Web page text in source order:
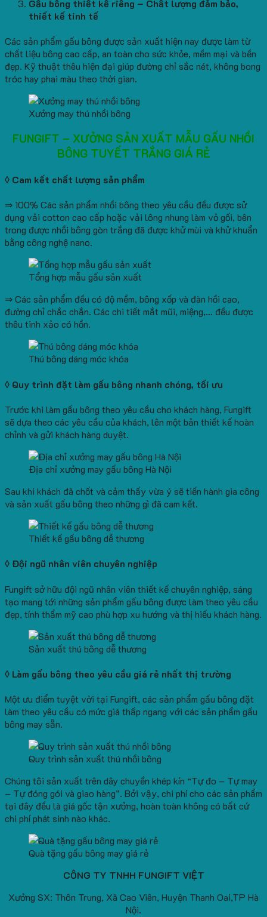
Gấu bông thiết kế riêng – Chất lượng đảm bảo,
thiết kế tinh tế
Các sản phẩm gấu bông được sản xuất hiện nay được làm từ
chất liệu bông cao cấp, an toàn cho sức khỏe, mềm mại và bền
đẹp. Kỹ thuật thêu hiện đại giúp đường chỉ sắc nét, không bong
tróc hay phai màu theo thời gian.
Xưởng may thú nhồi bông
FUNGIFT – XƯỞNG SẢN XUẤT MẪU GẤU NHỒI
BÔNG TUYẾT TRẮNG GIÁ RẺ
◊ Cam kết chất lượng sản phẩm
⇒ 100% Các sản phẩm nhồi bông theo yêu cầu đều được sử
dụng vải cotton cao cấp hoặc vải lông nhung làm vỏ gối, bên
trong được nhồi bông gòn trắng đã được khử mùi và khử khuẩn
bằng công nghệ nano.
Tổng hợp mẫu gấu sản xuất
⇒ Các sản phẩm đều có độ mềm, bông xốp và đàn hồi cao,
đường chỉ chắc chắn. Các chi tiết mắt mũi, miệng,… đều được
thêu tinh xảo có hồn.
Thú bông dáng móc khóa
◊ Quy trình đặt làm gấu bông nhanh chóng, tối ưu
Trước khi làm gấu bông theo yêu cầu cho khách hàng, Fungift
sẽ dựa theo các yêu cầu của khách, lên một bản thiết kế hoàn
chỉnh và gửi khách hàng duyệt.
Địa chỉ xưởng may gấu bông Hà Nội
Sau khi khách đã chốt và cảm thấy vừa ý sẽ tiến hành gia công
và sản xuất gấu bông theo những gì đã cam kết.
Thiết kế gấu bông dễ thương
◊ Đội ngũ nhân viên chuyên nghiệp
Fungift sở hữu đội ngũ nhân viên thiết kế chuyên nghiệp, sáng
tạo mang tới những sản phẩm gấu bông được làm theo yêu cầu
đẹp, tính thẩm mỹ cao phù hợp xu hướng và thị hiếu khách hàng.
Sản xuất thú bông dễ thương
◊ Làm gấu bông theo yêu cầu giá rẻ nhất thị trường
Một ưu điểm tuyệt vời tại Fungift, các sản phẩm gấu bông đặt
làm theo yêu cầu có mức giá thấp ngang với các sản phẩm gấu
bông may sẵn.
Quy trình sản xuất thú nhồi bông
Chúng tôi sản xuất trên dây chuyền khép kín “Tự đo – Tự may
– Tự đóng gói và giao hàng”. Bởi vậy, chi phí cho các sản phẩm
tại đây đều là giá gốc tận xưởng, hoàn toàn không có bất cứ
chi phí phát sinh nào khác.
Quà tặng gấu bông may giá rẻ
CÔNG TY TNHH FUNGIFT VIỆT
Xưởng SX: Thôn Trung, Xã Cao Viên, Huyện Thanh Oai,TP Hà
Nội.